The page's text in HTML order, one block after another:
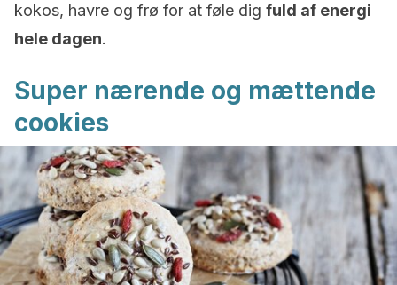
kokos, havre og frø for at føle dig fuld af energi
hele dagen.
Super nærende og mættende
cookies